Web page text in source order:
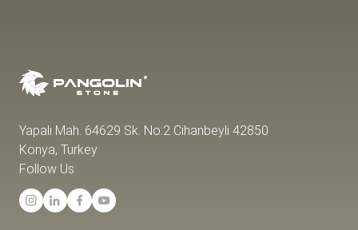
Yapalı Mah. 64629 Sk. No:2 Cihanbeyli 42850
Konya, Turkey
Follow Us